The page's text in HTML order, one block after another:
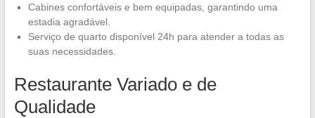
Cabines confortáveis e bem equipadas, garantindo uma
estadia agradável.
Serviço de quarto disponível 24h para atender a todas as
suas necessidades.
Restaurante Variado e de
Qualidade